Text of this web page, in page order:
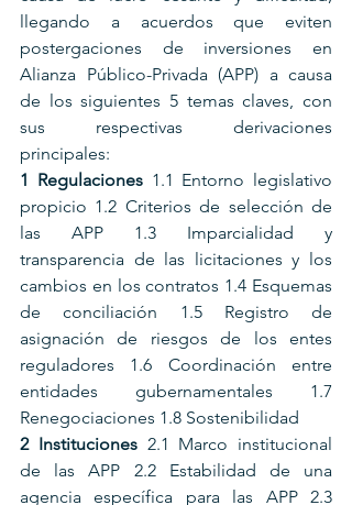
llegando a acuerdos que eviten
postergaciones de inversiones en
Alianza Público-Privada (APP) a causa
de los siguientes 5 temas claves, con
sus respectivas derivaciones
principales:
1 Regulaciones 1.1 Entorno legislativo
propicio 1.2 Criterios de selección de
las APP 1.3 Imparcialidad y
transparencia de las licitaciones y los
cambios en los contratos 1.4 Esquemas
de conciliación 1.5 Registro de
asignación de riesgos de los entes
reguladores 1.6 Coordinación entre
entidades gubernamentales 1.7
Renegociaciones 1.8 Sostenibilidad
2 Instituciones 2.1 Marco institucional
de las APP 2.2 Estabilidad de una
agencia específica para las APP 2.3